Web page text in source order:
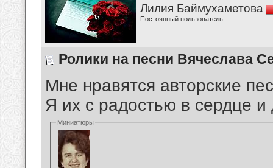
Лилия Баймухаметова
Постоянный пользователь
Ролики на песни Вячеслава
Мне нравятся авторские
Я их с радостью в сердце
Миниатюры